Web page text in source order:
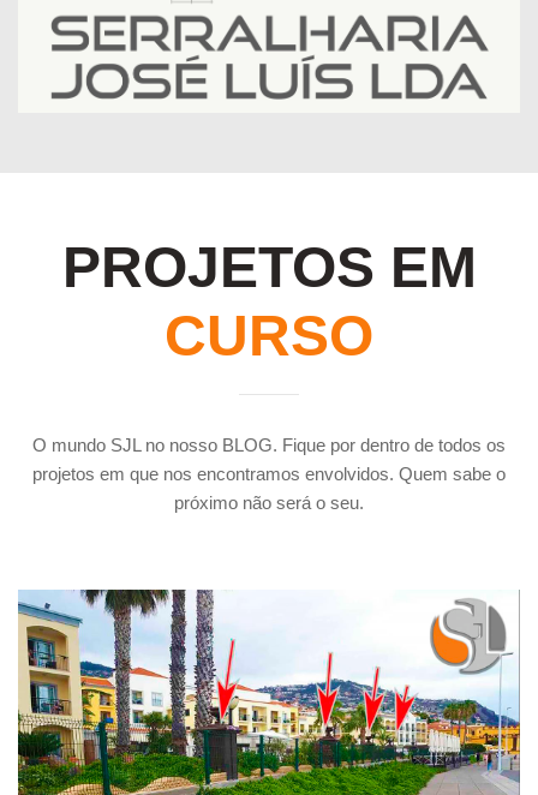
PROJETOS EM
CURSO
O mundo SJL no nosso BLOG. Fique por dentro de todos os
projetos em que nos encontramos envolvidos. Quem sabe o
próximo não será o seu.